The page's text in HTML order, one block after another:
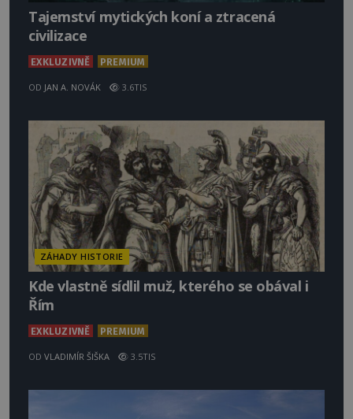
Tajemství mytických koní a ztracená
civilizace
EXKLUZIVNĚ PREMIUM
OD JAN A. NOVÁK 3.6TIS
ZÁHADY HISTORIE
Kde vlastně sídlil muž, kterého se obával i
Řím
EXKLUZIVNĚ PREMIUM
OD VLADIMÍR ŠIŠKA 3.5TIS